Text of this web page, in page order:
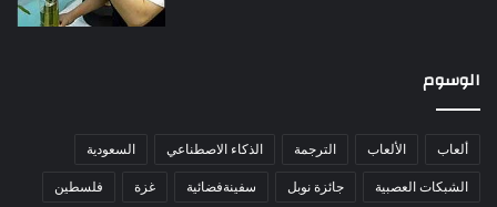
الوسوم
ألعاب الألعاب الترجمة الذكاء الاصطناعي السعودية
الشبكات العصبية جائزة نوبل سفينةفضائية غزة فلسطين